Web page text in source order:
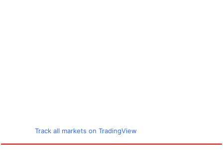
Track all markets on TradingView